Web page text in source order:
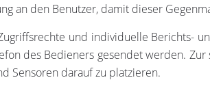
an den Benutzer, damit dieser
und individuelle Berichts-
des Bedieners gesendet werden.
Sensoren darauf zu platzieren.